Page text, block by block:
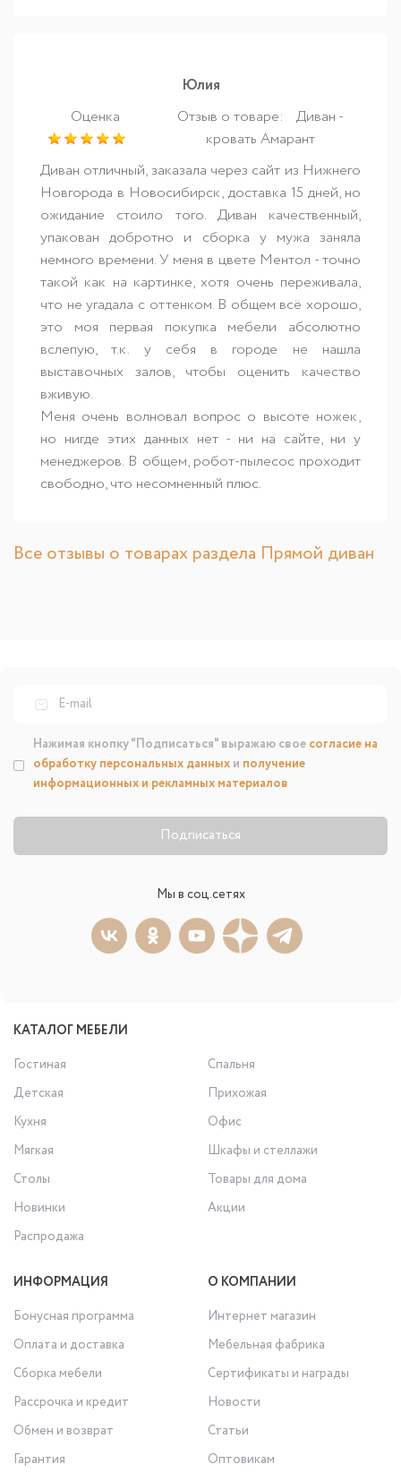
Юлия
Оценка
Отзыв о товаре:
Диван -
кровать Амарант
Диван отличный, заказала через сайт из Нижнего
Новгорода в Новосибирск, доставка 15 дней, но
ожидание стоило того. Диван качественный,
упакован добротно и сборка у мужа заняла
немного времени. У меня в цвете Ментол - точно
такой как на картинке, хотя очень переживала,
что не угадала с оттенком. В общем всё хорошо,
это моя первая покупка мебели абсолютно
вслепую, т.к. у себя в городе не нашла
выставочных залов, чтобы оценить качество
вживую.
Меня очень волновал вопрос о высоте ножек,
но нигде этих данных нет - ни на сайте, ни у
менеджеров. В общем, робот-пылесос проходит
свободно, что несомненный плюс.
Все отзывы о товарах раздела Прямой диван
Подписаться
Нажимая кнопку "Подписаться" выражаю свое согласие на
обработку персональных данных и получение
информационных и рекламных материалов
Мы в соц.сетях
КАТАЛОГ МЕБЕЛИ
Гостиная
Спальня
Детская
Прихожая
Кухня
Офис
Мягкая
Шкафы и стеллажи
Столы
Товары для дома
Новинки
Акции
Распродажа
ИНФОРМАЦИЯ
Бонусная программа
Оплата и доставка
Сборка мебели
Рассрочка и кредит
Обмен и возврат
Гарантия
О КОМПАНИИ
Интернет магазин
Мебельная фабрика
Сертификаты и награды
Новости
Статьи
Оптовикам